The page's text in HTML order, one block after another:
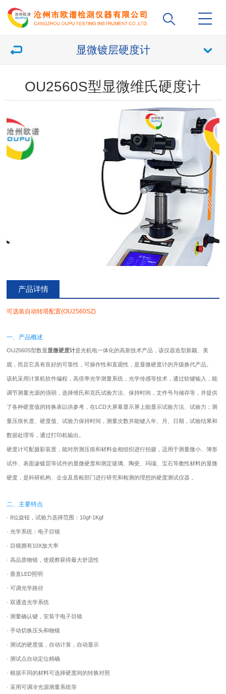
显微镀层硬度计
OU2560S型显微维氏硬度计
产品详情
可选装自动转塔配置(OU2560SZ)
一、产品概述
OU2560S型数显显微硬度计是光机电一体化的高新技术产品，该仪器造型新颖、美
观，而且它具有良好的可靠性，可操作性和直观性，是显微硬度计的升级换代产品。
该机采用计算机软件编程，高倍率光学测量系统，光学传感等技术，通过软键输入，能
调节测量光源的强弱，选择维氏和克氏试验方法、保持时间，文件号与储存等，并提供
了各种硬度值的转换表以供参考，在LCD大屏幕显示屏上能显示试验方法、试验力；测
量压痕长度、硬度值、试验力保持时间，测量次数并能键入年、月、日期，试验结果和
数据处理等，通过打印机输出。
硬度计可配摄影装置，能对所测压痕和材料金相组织进行拍摄，适用于测量微小、簿形
试件、表面渗镀层等试件的显微硬度和测定玻璃、陶瓷、玛瑙、宝石等脆性材料的显微
硬度，是科研机构、企业及质检部门进行研究和检测的理想的硬度测试仪器 。
二、主要特点
· 8位旋钮，试验力选择范围：10gf-1Kgf
· 光学系统：电子目镜
· 目镜拥有10X放大率
· 高品质物镜，使观察获得最大舒适性
· 垂直LED照明
· 可调光学路径
· 双通道光学系统
· 测量确认键，安装于电子目镜
· 手动切换压头和物镜
· 测试的硬度值，自动计算，自动显示
· 测试点自动定位精确
· 根据不同的材料可选择硬度间的转换对照
· 采用可调冷光源测量系统等